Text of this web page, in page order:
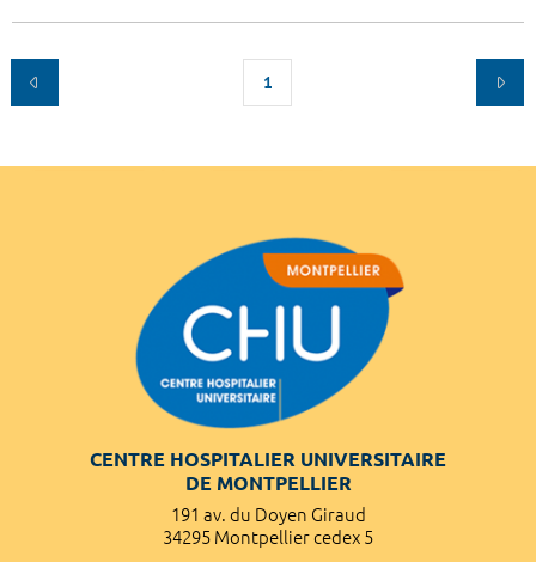
1
CENTRE HOSPITALIER UNIVERSITAIRE
DE MONTPELLIER
191 av. du Doyen Giraud
34295 Montpellier cedex 5